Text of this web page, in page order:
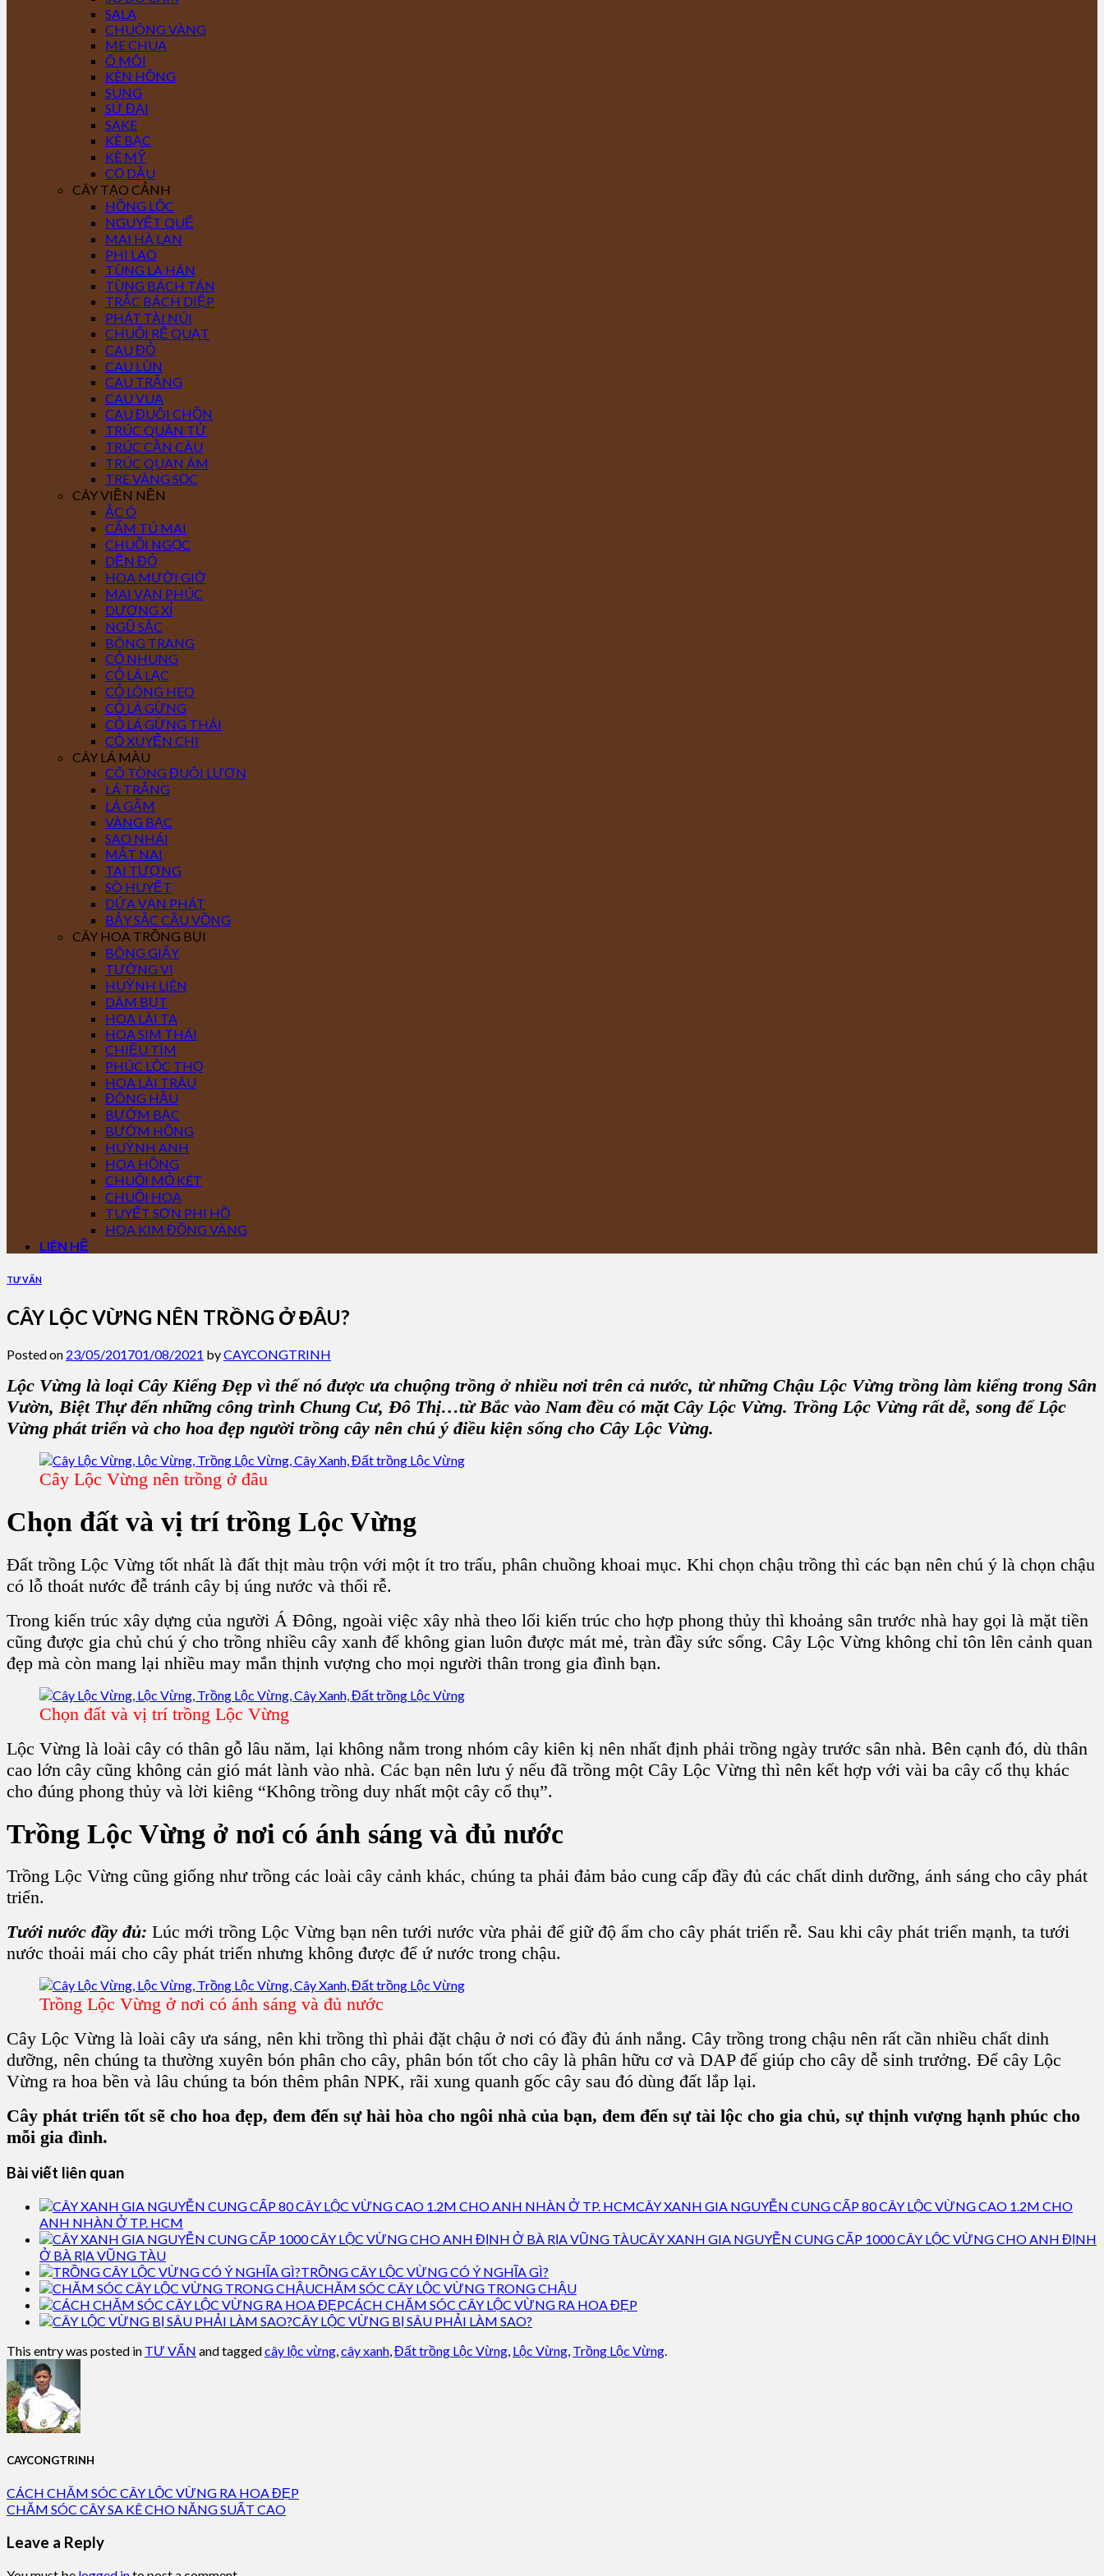
SALA
CHUÔNG VÀNG
ME CHUA
Ô MÔI
KÈN HỒNG
SUNG
SỨ ĐẠI
SAKE
KÈ BẠC
KÈ MỸ
CỌ DẦU
CÂY TẠO CẢNH
HỒNG LỘC
NGUYỆT QUẾ
MAI HÀ LAN
PHI LAO
TÙNG LA HÁN
TÙNG BÁCH TÁN
TRẮC BÁCH DIỆP
PHÁT TÀI NÚI
CHUỐI RẼ QUẠT
CAU ĐỎ
CAU LÙN
CAU TRẮNG
CAU VUA
CAU ĐUÔI CHỒN
TRÚC QUÂN TỬ
TRÚC CẦN CÂU
TRÚC QUAN ÂM
TRE VÀNG SỌC
CÂY VIỀN NỀN
ẮC Ó
CẨM TÚ MAI
CHUỖI NGỌC
DỀN ĐỎ
HOA MƯỜI GIỜ
MAI VẠN PHÚC
DƯƠNG XỈ
NGŨ SẮC
BÔNG TRANG
CỎ NHUNG
CỎ LÁ LẠC
CỎ LÔNG HEO
CỎ LÁ GỪNG
CỎ LÁ GỪNG THÁI
CỎ XUYẾN CHI
CÂY LÁ MÀU
CÔ TÒNG ĐUÔI LƯƠN
LÁ TRẮNG
LÁ GẤM
VÀNG BẠC
SAO NHÁI
MẮT NAI
TAI TƯỢNG
SÒ HUYẾT
DỨA VẠN PHÁT
BẢY SẮC CẦU VỒNG
CÂY HOA TRỒNG BỤI
BÔNG GIẤY
TƯỜNG VI
HUỲNH LIÊN
DÂM BỤT
HOA LÀI TA
HOA SIM THÁI
CHIỀU TÍM
PHÚC LỘC THỌ
HOA LÀI TRÂU
ĐÔNG HẦU
BƯỚM BẠC
BƯỚM HỒNG
HUỲNH ANH
HOA HỒNG
CHUỐI MỎ KÉT
CHUỐI HOA
TUYẾT SƠN PHI HỒ
HOA KIM ĐỒNG VÀNG
LIÊN HỆ
TƯ VẤN
CÂY LỘC VỪNG NÊN TRỒNG Ở ĐÂU?
Posted on 23/05/201701/08/2021 byCAYCONGTRINH
Lộc Vừng là loại Cây Kiểng Đẹp vì thế nó được ưa chuộng trồng ở nhiều nơi trên cả nước, từ những Chậu Lộc Vừng trồng làm kiểng trong Sân
Vườn, Biệt Thự đến những công trình Chung Cư, Đô Thị…từ Bắc vào Nam đều có mặt Cây Lộc Vừng. Trồng Lộc Vừng rất dễ, song để Lộc
Vừng phát triển và cho hoa đẹp người trồng cây nên chú ý điều kiện sống cho Cây Lộc Vừng.
Cây Lộc Vừng nên trồng ở đâu
Chọn đất và vị trí trồng Lộc Vừng
Đất trồng Lộc Vừng tốt nhất là đất thịt màu trộn với một ít tro trấu, phân chuồng khoai mục. Khi chọn chậu trồng thì các bạn nên chú ý là chọn chậu
có lỗ thoát nước đễ tránh cây bị úng nước và thối rễ.
Trong kiến trúc xây dựng của người Á Đông, ngoài việc xây nhà theo lối kiến trúc cho hợp phong thủy thì khoảng sân trước nhà hay gọi là mặt tiền
cũng được gia chủ chú ý cho trồng nhiều cây xanh để không gian luôn được mát mẻ, tràn đầy sức sống. Cây Lộc Vừng không chỉ tôn lên cảnh quan
đẹp mà còn mang lại nhiều may mắn thịnh vượng cho mọi người thân trong gia đình bạn.
Chọn đất và vị trí trồng Lộc Vừng
Lộc Vừng là loài cây có thân gỗ lâu năm, lại không nằm trong nhóm cây kiên kị nên nhất định phải trồng ngày trước sân nhà. Bên cạnh đó, dù thân
cao lớn cây cũng không cản gió mát lành vào nhà. Các bạn nên lưu ý nếu đã trồng một Cây Lộc Vừng thì nên kết hợp với vài ba cây cổ thụ khác
cho đúng phong thủy và lời kiêng “Không trồng duy nhất một cây cổ thụ”.
Trồng Lộc Vừng ở nơi có ánh sáng và đủ nước
Trồng Lộc Vừng cũng giống như trồng các loài cây cảnh khác, chúng ta phải đảm bảo cung cấp đầy đủ các chất dinh dưỡng, ánh sáng cho cây phát
triển.
Tưới nước đầy đủ: Lúc mới trồng Lộc Vừng bạn nên tưới nước vừa phải để giữ độ ẩm cho cây phát triển rễ. Sau khi cây phát triển mạnh, ta tưới
nước thoải mái cho cây phát triển nhưng không được để ứ nước trong chậu.
Trồng Lộc Vừng ở nơi có ánh sáng và đủ nước
Cây Lộc Vừng là loài cây ưa sáng, nên khi trồng thì phải đặt chậu ở nơi có đầy đủ ánh nắng. Cây trồng trong chậu nên rất cần nhiều chất dinh
dưỡng, nên chúng ta thường xuyên bón phân cho cây, phân bón tốt cho cây là phân hữu cơ và DAP để giúp cho cây dễ sinh trưởng. Để cây Lộc
Vừng ra hoa bền và lâu chúng ta bón thêm phân NPK, rãi xung quanh gốc cây sau đó dùng đất lắp lại.
Cây phát triển tốt sẽ cho hoa đẹp, đem đến sự hài hòa cho ngôi nhà của bạn, đem đến sự tài lộc cho gia chủ, sự thịnh vượng hạnh phúc cho
mỗi gia đình.
Bài viết liên quan
CÂY XANH GIA NGUYỄN CUNG CẤP 80 CÂY LỘC VỪNG CAO 1.2M CHO
ANH NHÀN Ở TP. HCM
CÂY XANH GIA NGUYỄN CUNG CẤP 1000 CÂY LỘC VỪNG CHO ANH ĐỊNH
Ở BÀ RỊA VŨNG TÀU
TRỒNG CÂY LỘC VỪNG CÓ Ý NGHĨA GÌ?
CHĂM SÓC CÂY LỘC VỪNG TRONG CHẬU
CÁCH CHĂM SÓC CÂY LỘC VỪNG RA HOA ĐẸP
CÂY LỘC VỪNG BỊ SÂU PHẢI LÀM SAO?
This entry was posted in TƯ VẤN and taggedcây lộc vừng,cây xanh,Đất trồng Lộc Vừng, Lộc Vừng, Trồng Lộc Vừng.
CAYCONGTRINH
CÁCH CHĂM SÓC CÂY LỘC VỪNG RA HOA ĐẸP
CHĂM SÓC CÂY SA KÊ CHO NĂNG SUẤT CAO
Leave a Reply